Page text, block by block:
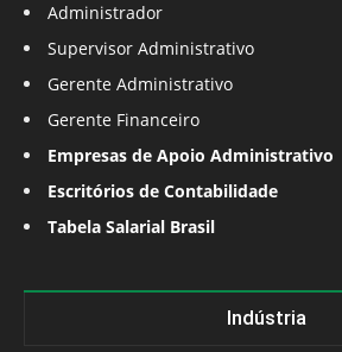
Administrador
Supervisor Administrativo
Gerente Administrativo
Gerente Financeiro
Empresas de Apoio Administrativo
Escritórios de Contabilidade
Tabela Salarial Brasil
Indústria